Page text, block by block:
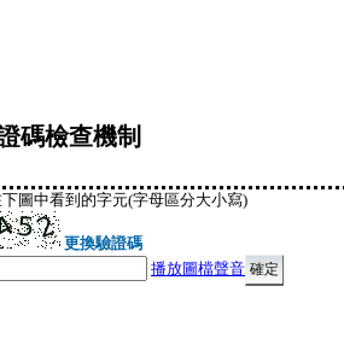
碼檢查機制
圖中看到的字元(字母區分大小寫)
更換驗證碼
播放圖檔聲音